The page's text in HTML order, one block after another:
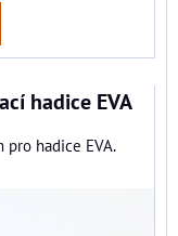
hadice EVA
hadice EVA.